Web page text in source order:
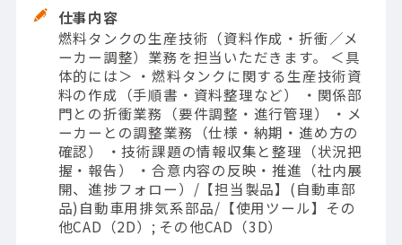
仕事内容
燃料タンクの生産技術（資料作成・折衝／メ
ーカー調整）業務を担当いただきます。 ＜具
体的には＞ ・燃料タンクに関する生産技術資
料の作成（手順書・資料整理など） ・関係部
門との折衝業務（要件調整・進行管理） ・メ
ーカーとの調整業務（仕様・納期・進め方の
確認） ・技術課題の情報収集と整理（状況把
握・報告） ・合意内容の反映・推進（社内展
開、進捗フォロー）/【担当製品】(自動車部
品)自動車用排気系部品/【使用ツール】その
他CAD（2D）; その他CAD（3D）